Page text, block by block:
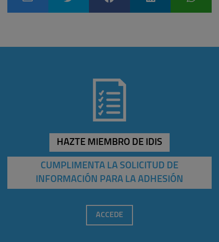
HAZTE MIEMBRO DE IDIS
CUMPLIMENTA LA SOLICITUD DE
INFORMACIÓN PARA LA ADHESIÓN
ACCEDE